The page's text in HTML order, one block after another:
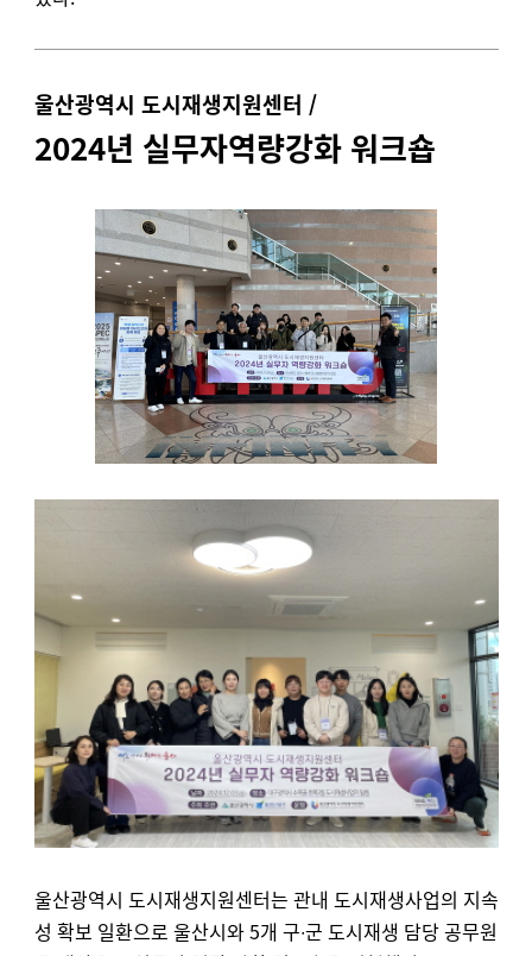
울산광역시 도시재생지원센터 /
2024년 실무자역량강화 워크숍
울산광역시 도시재생지원센터는 관내 도시재생사업의 지속
성 확보 일환으로 울산시와 5개 구∙군 도시재생 담당 공무원